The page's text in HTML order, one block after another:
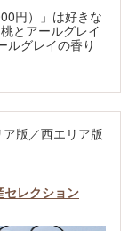
円）」は好きな
とアールグレイ
ルグレイの香り
版／西エリア版
レクション